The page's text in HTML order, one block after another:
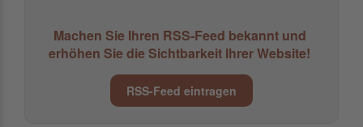
Machen Sie Ihren RSS-Feed bekannt und
erhöhen Sie die Sichtbarkeit Ihrer Website!
RSS-Feed eintragen